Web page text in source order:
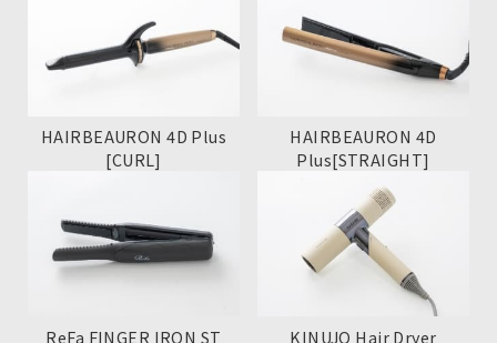
HAIRBEAURON 4D Plus
[CURL]
HAIRBEAURON 4D
Plus[STRAIGHT]
ReFa FINGER IRON ST KINUJO Hair Dryer